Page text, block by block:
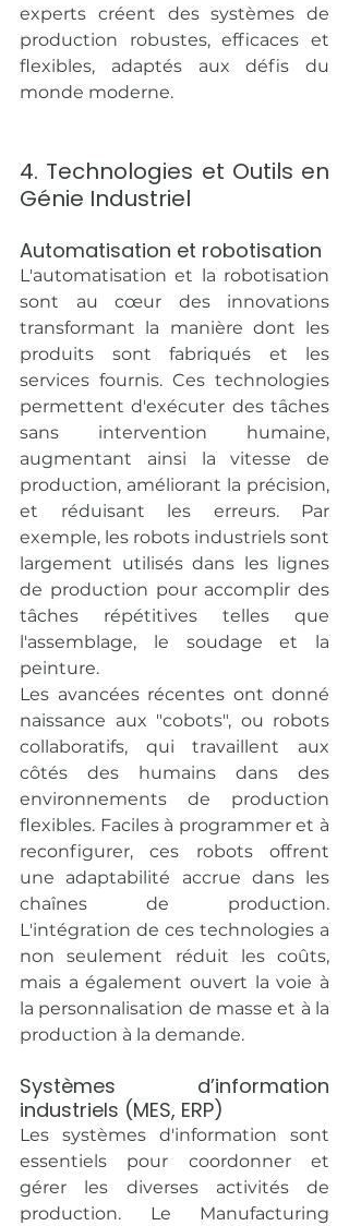
experts créent des systèmes de
production robustes, efficaces et
flexibles, adaptés aux défis du
monde moderne.
4. Technologies et Outils en
Génie Industriel
Automatisation et robotisation
L'automatisation et la robotisation
sont au cœur des innovations
transformant la manière dont les
produits sont fabriqués et les
services fournis. Ces technologies
permettent d'exécuter des tâches
sans intervention humaine,
augmentant ainsi la vitesse de
production, améliorant la précision,
et réduisant les erreurs. Par
exemple, les robots industriels sont
largement utilisés dans les lignes
de production pour accomplir des
tâches répétitives telles que
l'assemblage, le soudage et la
peinture.
Les avancées récentes ont donné
naissance aux "cobots", ou robots
collaboratifs, qui travaillent aux
côtés des humains dans des
environnements de production
flexibles. Faciles à programmer et à
reconfigurer, ces robots offrent
une adaptabilité accrue dans les
chaînes de production.
L'intégration de ces technologies a
non seulement réduit les coûts,
mais a également ouvert la voie à
la personnalisation de masse et à la
production à la demande.
Systèmes d’information
industriels (MES, ERP)
Les systèmes d'information sont
essentiels pour coordonner et
gérer les diverses activités de
production. Le Manufacturing